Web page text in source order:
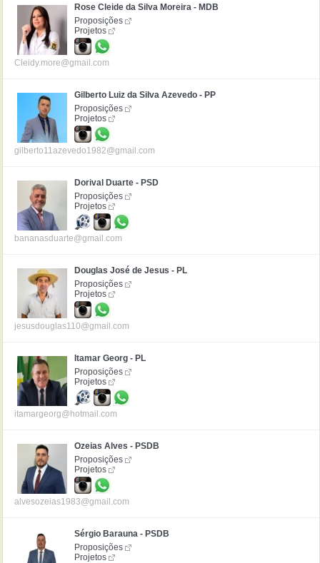
Rose Cleide da Silva Moreira - MDB
Proposições
Projetos
Cleidy.more@gmail.com
Gilberto Luiz da Silva Azevedo - PP
Proposições
Projetos
gilberto11azevedo1982@gmail.com
Dorival Duarte - PSD
Proposições
Projetos
bananasduarte@gmail.com
Douglas José de Jesus - PL
Proposições
Projetos
jesusdouglas110@gmail.com
Itamar Georg - PL
Proposições
Projetos
itamargeorg@hotmail.com
Ozeias Alves - PSDB
Proposições
Projetos
alvesozeias1983@gmail.com
Sérgio Barauna - PSDB
Proposições
Projetos